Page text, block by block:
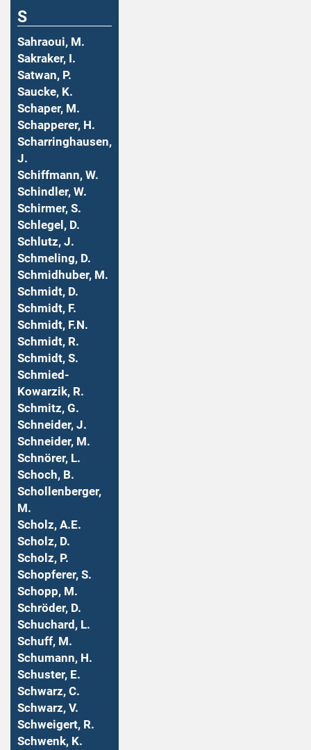
S
Sahraoui, M.
Sakraker, I.
Satwan, P.
Saucke, K.
Schaper, M.
Schapperer, H.
Scharringhausen,
J.
Schiffmann, W.
Schindler, W.
Schirmer, S.
Schlegel, D.
Schlutz, J.
Schmeling, D.
Schmidhuber, M.
Schmidt, D.
Schmidt, F.
Schmidt, F.N.
Schmidt, R.
Schmidt, S.
Schmied-
Kowarzik, R.
Schmitz, G.
Schneider, J.
Schneider, M.
Schnörer, L.
Schoch, B.
Schollenberger,
M.
Scholz, A.E.
Scholz, D.
Scholz, P.
Schopferer, S.
Schopp, M.
Schröder, D.
Schuchard, L.
Schuff, M.
Schumann, H.
Schuster, E.
Schwarz, C.
Schwarz, V.
Schweigert, R.
Schwenk, K.